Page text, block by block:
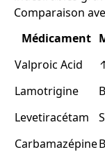
Comparaison
Médicament
Valproic Acid
Lamotrigine
Levetiracétam
Carbamazépine